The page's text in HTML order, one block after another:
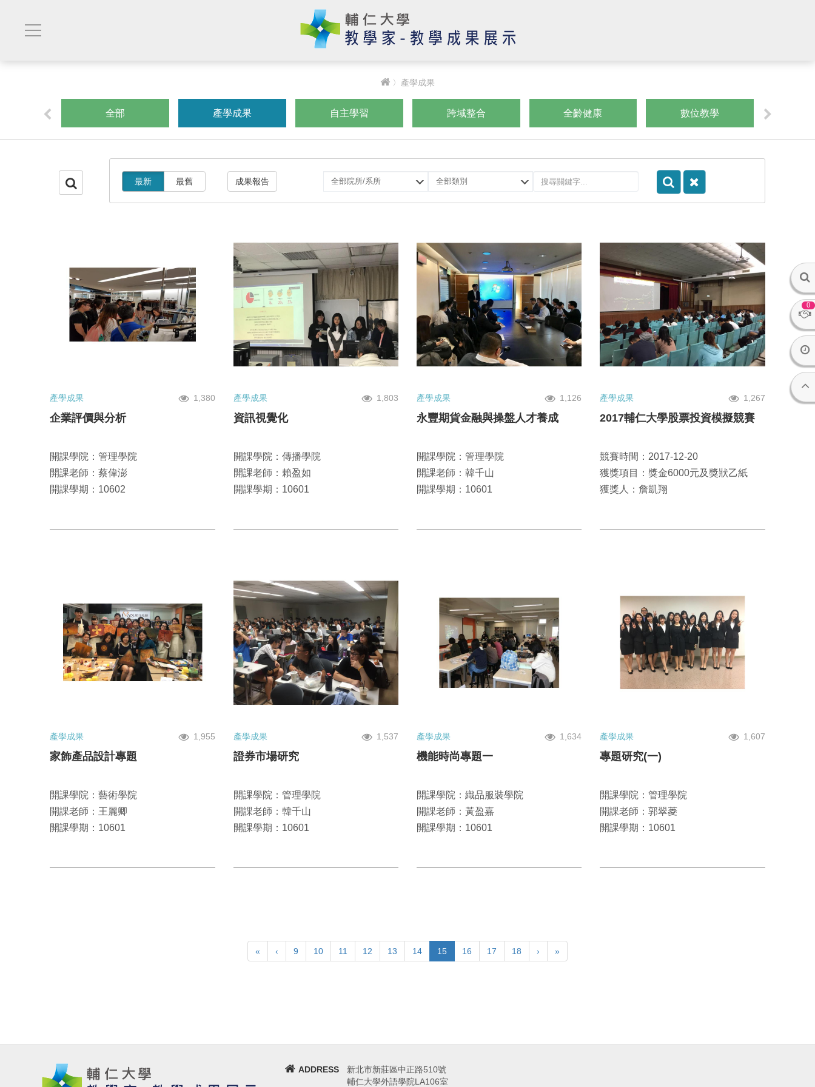
0
〉產學成果
全部 產學成果 自主學習 跨域整合 全齡健康 數位教學
最新 最舊 成果報告
選
院
所
選
類
產學成果 1,380
企業評價與分析
開課學院：管理學院
開課老師：蔡偉澎
開課學期：10602
產學成果 1,803
資訊視覺化
開課學院：傳播學院
開課老師：賴盈如
開課學期：10601
產學成果 1,126
永豐期貨金融與操盤人才養成
開課學院：管理學院
開課老師：韓千山
開課學期：10601
產學成果 1,267
2017輔仁大學股票投資模擬競賽
競賽時間：2017-12-20
獲獎項目：獎金6000元及獎狀乙紙
獲獎人：詹凱翔
產學成果 1,955
家飾產品設計專題
開課學院：藝術學院
開課老師：王麗卿
開課學期：10601
產學成果 1,537
證券市場研究
開課學院：管理學院
開課老師：韓千山
開課學期：10601
產學成果 1,634
機能時尚專題一
開課學院：織品服裝學院
開課老師：黃盈嘉
開課學期：10601
產學成果 1,607
專題研究(一)
開課學院：管理學院
開課老師：郭翠菱
開課學期：10601
« ‹ 9 10 11 12 13 14 15 16 17 18 › »
ADDRESS
新北市新莊區中正路510號
輔仁大學外語學院LA106室